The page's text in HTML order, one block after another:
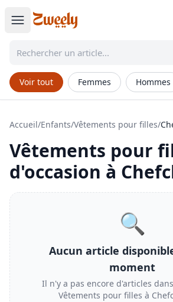
Voir tout Femmes Hommes
Accueil/Enfants/Vêtements pour filles/
Vêtements pour
d'occasion à
🔍
Aucun article
moment
Il n'y a pas encore d'articles
Vêtements pour filles à